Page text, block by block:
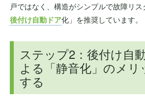
戸ではなく、構造がシンプルで故障リ
後付け自動ドア化」を推奨しています。
ステップ2：後付け自
よる「静音化」のメ
する